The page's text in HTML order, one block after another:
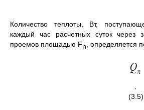
Количество теплоты, Вт,
каждый час расчетных суток через
проемов площадью Fn, определяется
(3.5)